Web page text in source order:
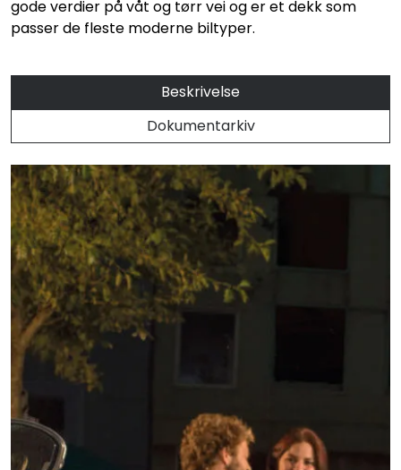
gode verdier på våt og tørr vei og er et dekk som
passer de fleste moderne biltyper.
Beskrivelse
Dokumentarkiv